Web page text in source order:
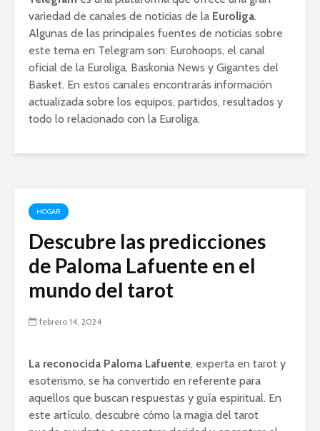
variedad de canales de noticias de la Euroliga.
Algunas de las principales fuentes de noticias sobre
este tema en Telegram son: Eurohoops, el canal
oficial de la Euroliga, Baskonia News y Gigantes del
Basket. En estos canales encontrarás información
actualizada sobre los equipos, partidos, resultados y
todo lo relacionado con la Euroliga.
HOGAR
Descubre las predicciones
de Paloma Lafuente en el
mundo del tarot
febrero 14, 2024
La reconocida Paloma Lafuente, experta en tarot y
esoterismo, se ha convertido en referente para
aquellos que buscan respuestas y guía espiritual. En
este artículo, descubre cómo la magia del tarot